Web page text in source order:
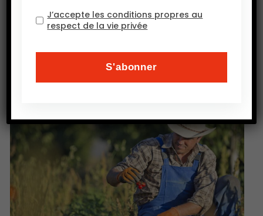
PRÉCEDENT
Réunions annuelles 2026 de la Banque africaine de
J’accepte les conditions propres au
respect de la vie privée